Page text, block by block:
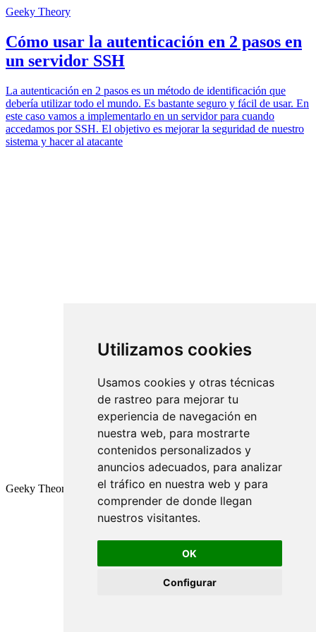
Utilizamos cookies
Usamos cookies y otras técnicas
de rastreo para mejorar tu
experiencia de navegación en
nuestra web, para mostrarte
contenidos personalizados y
anuncios adecuados, para analizar
el tráfico en nuestra web y para
comprender de donde llegan
nuestros visitantes.
OK
Configurar
Geeky Theory
Cómo usar la autenticación en 2 pasos en
un servidor SSH
La autenticación en 2 pasos es un método de identificación que
debería utilizar todo el mundo. Es bastante seguro y fácil de usar. En
este caso vamos a implementarlo en un servidor para cuando
accedamos por SSH. El objetivo es mejorar la seguridad de nuestro
sistema y hacer al atacante
Geeky Theory © 2026